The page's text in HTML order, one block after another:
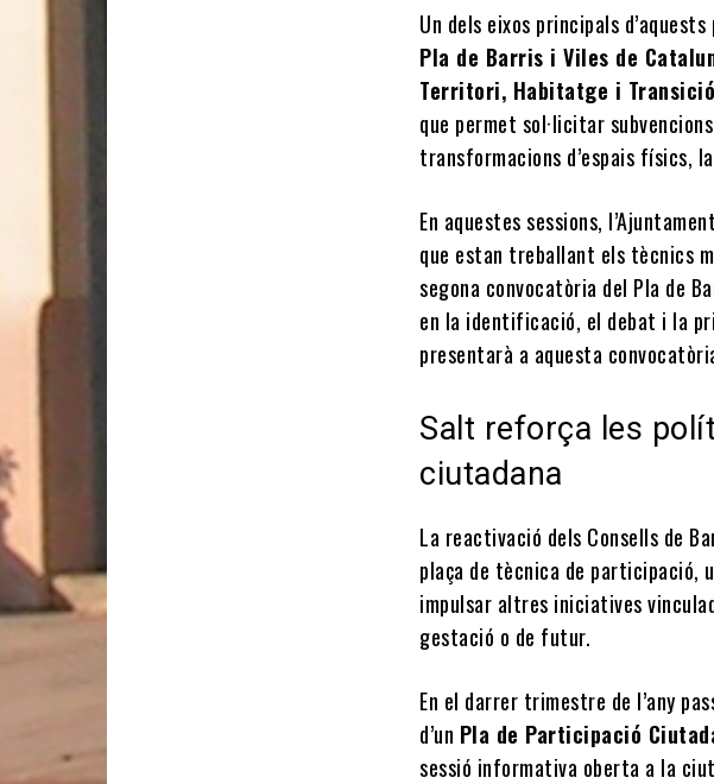
Un dels eixos principals
Pla de Barris i Viles de
Territori, Habitatge i
que permet sol·licitar
transformacions d’espais físics,
En aquestes sessions,
que estan treballant els tècnics
segona convocatòria del Pla de
en la identificació, el debat i la
presentarà a aquesta
Salt reforça les
ciutadana
La reactivació dels Consells de
plaça de tècnica de participació,
impulsar altres iniciatives
gestació o de futur.
En el darrer trimestre de l’any
d’un Pla de Participació
sessió informativa oberta a la